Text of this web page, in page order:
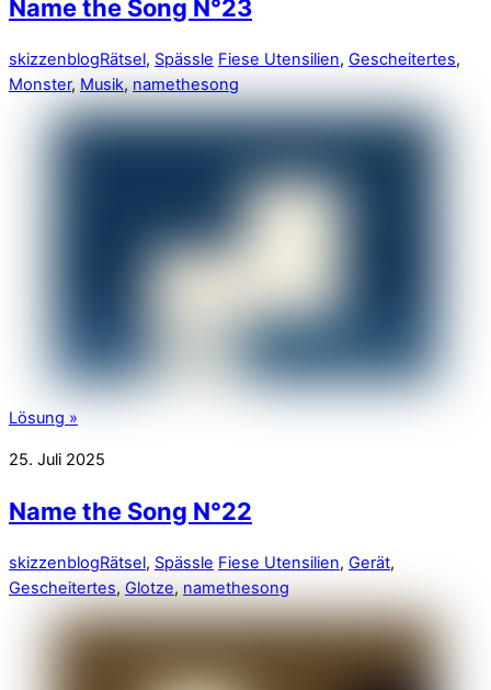
Name the Song N°23
skizzenblogRätsel, Spässle Fiese Utensilien, Gescheitertes,
Monster, Musik, namethesong
Lösung »
25. Juli 2025
Name the Song N°22
skizzenblogRätsel, Spässle Fiese Utensilien, Gerät,
Gescheitertes, Glotze, namethesong